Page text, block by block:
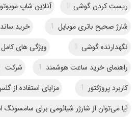
ریست کردن گوشی 1 آنلاین شاپ
شارژ صحیح باتری موبایل 1 خرید ساند
نگهدارنده گوشی 1 ویژگی های کامل
راهنمای خرید ساعت هوشمند 1 شرکت Recci
کاربرد پروژکتور 1 مزایای استفاده از
آیا می‌توان از شارژر شیائومی برای سامسونگ